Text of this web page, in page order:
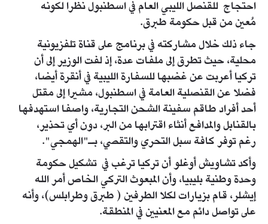
احتجاج للقنصل الليبي العام في اسطنبول نظرا لكونه
مُعين من قبل حكومة طبرق.
جاء ذلك خلال مشاركته في برنامج على قناة تلفزيونية
محلية، حيث تطرق إلى ملفات عدة، إذ لفت الوزير إلى أن
تركيا أعربت عن غضبها للسفارة الليبية في أنقرة أيضا،
فضلا عن القنصلية العامة في اسطنبول، مشيرا إلى مقتل
أحد أفراد طاقم سفينة الشحن التجارية، واصفا استهدفها
بالقنابل والمدافع أنثاء اقترابها من البر، دون أي تحذير،
رغم توفر كافة سبل التحري والتقصي، بـ"الهمجي".
وأكد تشاويش أوغلو أن تركيا ترغب في تشكيل حكومة
وحدة وطنية بليبيا، وأن المبعوث التركي الخاص أمر الله
إيشلر، قام بزيارات لكلا الطرفين ( طبرق وطرابلس)، وأنه
على تواصل دائم مع المعنيين في المنطقة.